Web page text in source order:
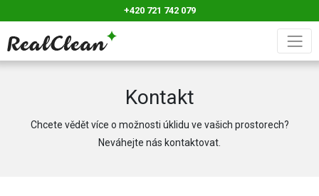
+420 721 742 079
Kontakt
Chcete vědět více o možnosti úklidu ve vašich prostorech?
Neváhejte nás kontaktovat.